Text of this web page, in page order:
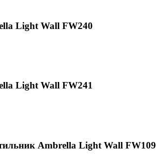
Light Wall FW240
Light Wall FW241
Ambrella Light Wall FW109